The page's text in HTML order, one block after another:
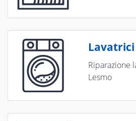
Lavatrici
Riparazione
Lesmo